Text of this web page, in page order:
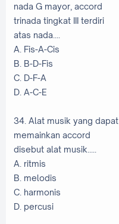
nada G mayor, accord
trinada tingkat III terdiri
atas nada....
A. Fis-A-Cis
B. B-D-Fis
C. D-F-A
D. A-C-E
34. Alat musik yang dapat
memainkan accord
disebut alat musik.....
A. ritmis
B. melodis
C. harmonis
D. percusi